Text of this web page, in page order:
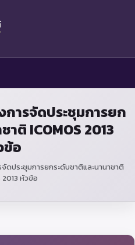
การจัดประชุมการยก
าติ ICOMOS 2013
ข้อ
ดประชุมการยกระดับชาติและนานาชาติ
2013 หัวข้อ